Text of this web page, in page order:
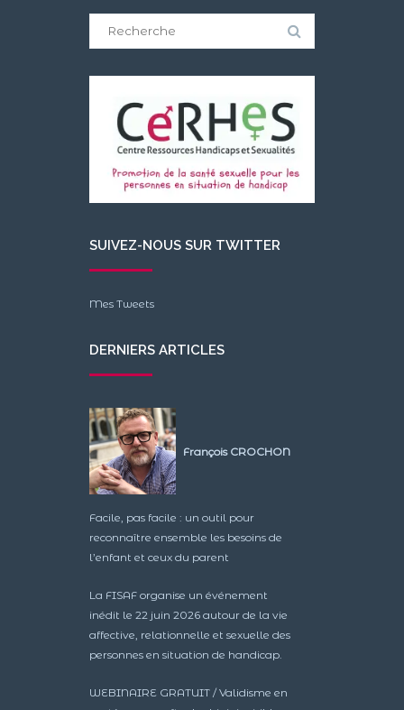
SUIVEZ-NOUS SUR TWITTER
Mes Tweets
DERNIERS ARTICLES
François CROCHON
Facile, pas facile : un outil pour
reconnaître ensemble les besoins de
l’enfant et ceux du parent
La FISAF organise un événement
inédit le 22 juin 2026 autour de la vie
affective, relationnelle et sexuelle des
personnes en situation de handicap.
WEBINAIRE GRATUIT / Validisme en